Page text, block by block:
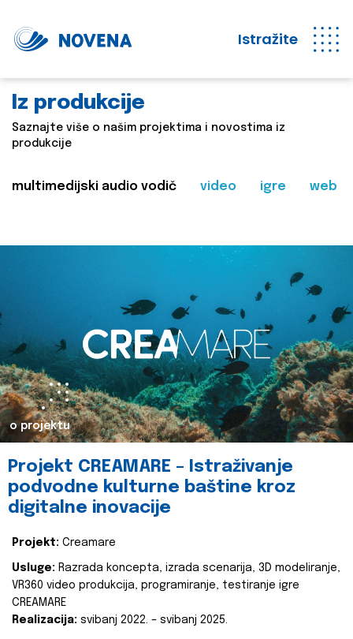
Istražite
Iz produkcije
Saznajte više o našim projektima i novostima iz
produkcije
multimedijski audio vodič video igre web
o projektu
Projekt CREAMARE – Istraživanje
podvodne kulturne baštine kroz
digitalne inovacije
Projekt: Creamare
Usluge: Razrada koncepta, izrada scenarija, 3D modeliranje,
VR360 video produkcija, programiranje, testiranje igre
CREAMARE
Realizacija: svibanj 2022. – svibanj 2025.